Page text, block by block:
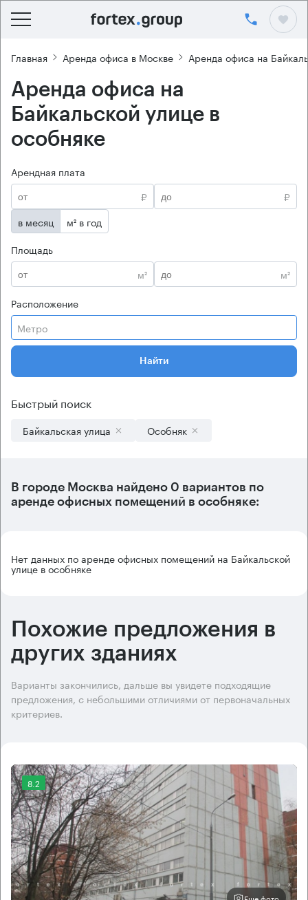
Главная Аренда офиса в Москве Аренда офиса на
Аренда офиса на
Байкальской улице в
особняке
Арендная плата
₽
₽
в месяц
м² в год
Площадь
м²
м²
Расположение
Метро
Найти
Быстрый поиск
Байкальская улица Особняк
В городе Москва найдено 0 вариантов по
аренде офисных помещений в особняке:
Нет данных по аренде офисных помещений на Байкальской
улице в особняке
Похожие предложения в
других зданиях
Варианты закончились, дальше вы увидете подходящие
предложения, с небольшими отличиями от первоначальных
критериев.
8.2